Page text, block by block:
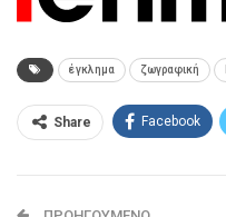
έγκλημα ζωγραφική
Share Facebook